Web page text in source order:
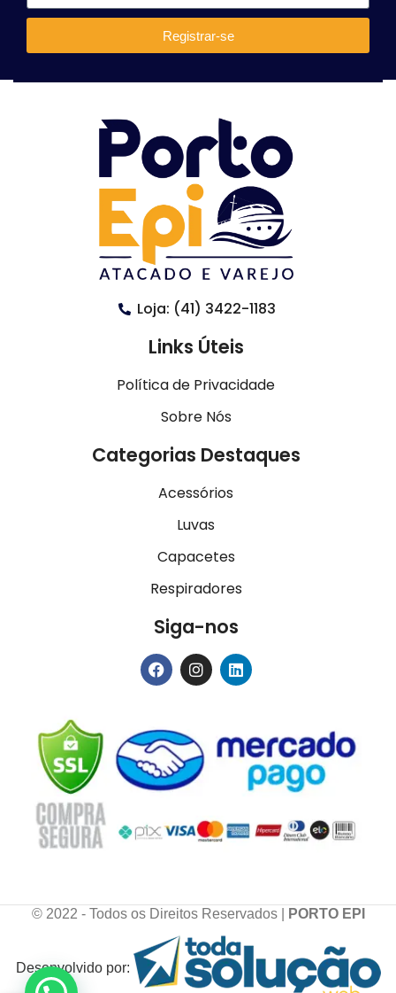
Registrar-se
Loja: (41) 3422-1183
Links Úteis
Política de Privacidade
Sobre Nós
Categorias Destaques
Acessórios
Luvas
Capacetes
Respiradores
Siga-nos
© 2022 - Todos os Direitos Reservados | PORTO EPI
Desenvolvido por: